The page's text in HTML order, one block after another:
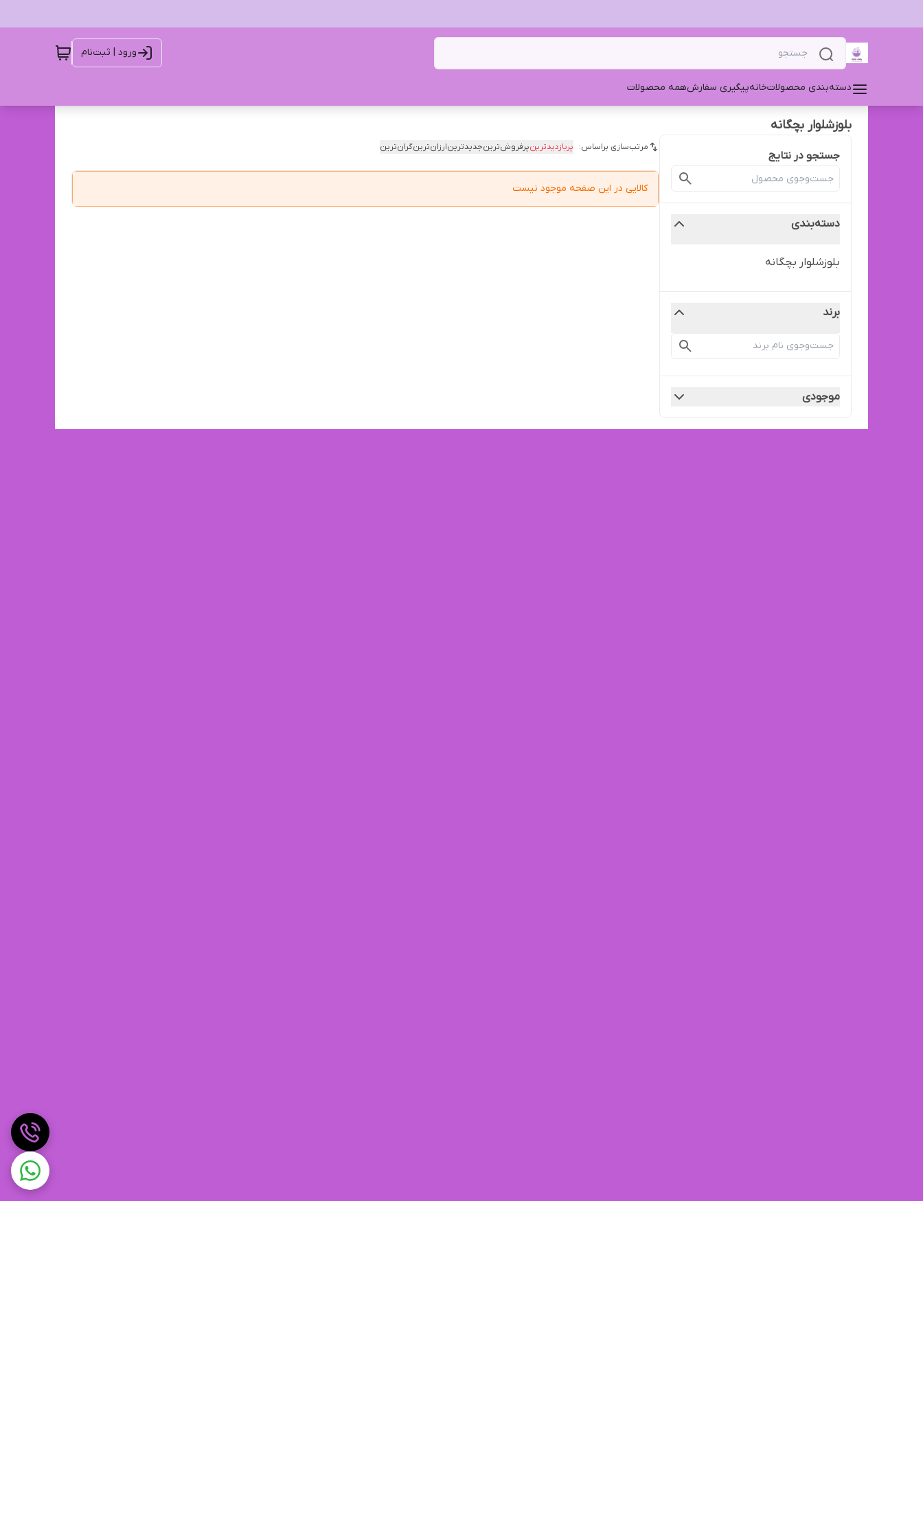
ورود | ثبت‌نام
دسته‌بندی محصولاتخانهپیگیری سفارشهمه محصولات
بلوز‌شلوار بچگانه
جستجو در نتایج
دسته‌بندی
بلوز‌شلوار بچگانه
برند
موجودی
مرتب‌سازی براساس: پربازدیدترینپرفروش‌ترینجدیدترینارزان‌ترینگران‌ترین
کالایی در این صفحه موجود نیست